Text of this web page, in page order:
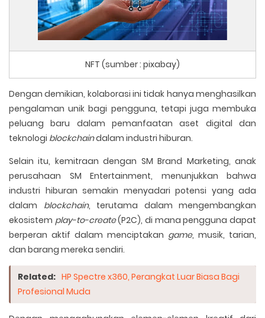
NFT (sumber : pixabay)
Dengan demikian, kolaborasi ini tidak hanya menghasilkan
pengalaman unik bagi pengguna, tetapi juga membuka
peluang baru dalam pemanfaatan aset digital dan
teknologi blockchaindalam industri hiburan.
Selain itu, kemitraan dengan SM Brand Marketing, anak
perusahaan SM Entertainment, menunjukkan bahwa
industri hiburan semakin menyadari potensi yang ada
dalam blockchain, terutama dalam mengembangkan
ekosistem play-to-create(P2C), di mana pengguna dapat
berperan aktif dalam menciptakan game, musik, tarian,
dan barang mereka sendiri.
Related: HP Spectre x360, Perangkat Luar Biasa Bagi
Profesional Muda